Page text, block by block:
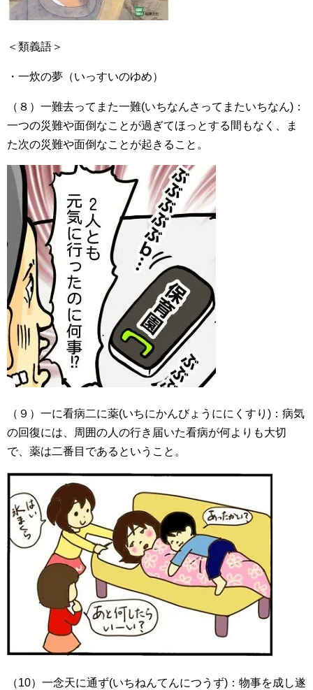
＜類義語＞
・一炊の夢（いっすいのゆめ）
（８）一難去ってまた一難(いちなんさってまたいちなん)：
一つの災難や面倒なことが過ぎてほっとする間もなく、ま
た次の災難や面倒なことが起きること。
（９）一に看病二に薬(いちにかんびょうににくすり)：病気
の回復には、周囲の人の行き届いた看病が何よりも大切
で、薬は二番目であるということ。
（10）一念天に通ず(いちねんてんにつうず)：物事を成し遂